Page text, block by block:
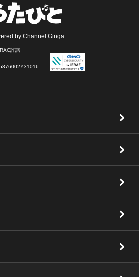
by Channel Ginga
許諾